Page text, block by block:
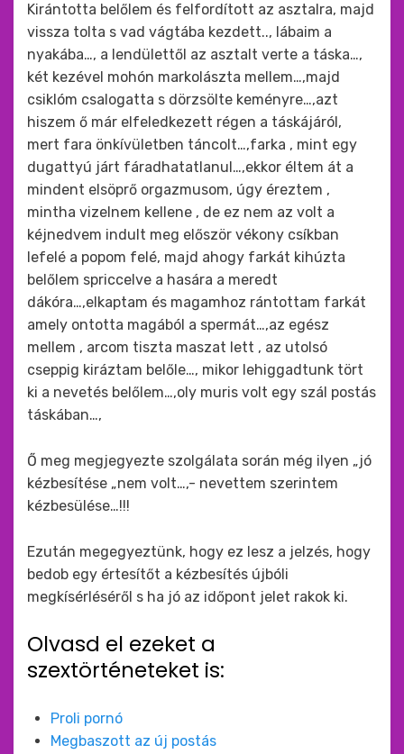
Kirántotta belőlem és felfordított az asztalra, majd
vissza tolta s vad vágtába kezdett.., lábaim a
nyakába…, a lendülettől az asztalt verte a táska…,
két kezével mohón markolászta mellem…,majd
csiklóm csalogatta s dörzsölte keményre…,azt
hiszem ő már elfeledkezett régen a táskájáról,
mert fara önkívületben táncolt…,farka , mint egy
dugattyú járt fáradhatatlanul…,ekkor éltem át a
mindent elsöprő orgazmusom, úgy éreztem ,
mintha vizelnem kellene , de ez nem az volt a
kéjnedvem indult meg először vékony csíkban
lefelé a popom felé, majd ahogy farkát kihúzta
belőlem spriccelve a hasára a meredt
dákóra…,elkaptam és magamhoz rántottam farkát
amely ontotta magából a spermát…,az egész
mellem , arcom tiszta maszat lett , az utolsó
cseppig kiráztam belőle…, mikor lehiggadtunk tört
ki a nevetés belőlem…,oly muris volt egy szál postás
táskában…,
Ő meg megjegyezte szolgálata során még ilyen „jó
kézbesítése „nem volt…,- nevettem szerintem
kézbesülése…!!!
Ezután megegyeztünk, hogy ez lesz a jelzés, hogy
bedob egy értesítőt a kézbesítés újbóli
megkísérléséről s ha jó az időpont jelet rakok ki.
Olvasd el ezeket a
szextörténeteket is:
Proli pornó
Megbaszott az új postás